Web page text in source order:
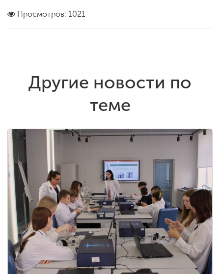
Просмотров: 1021
Другие новости по
теме